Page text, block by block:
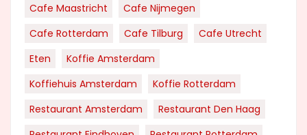
Cafe Maastricht
Cafe Nijmegen
Cafe Rotterdam
Cafe Tilburg
Cafe Utrecht
Eten
Koffie Amsterdam
Koffiehuis Amsterdam
Koffie Rotterdam
Restaurant Amsterdam
Restaurant Den Haag